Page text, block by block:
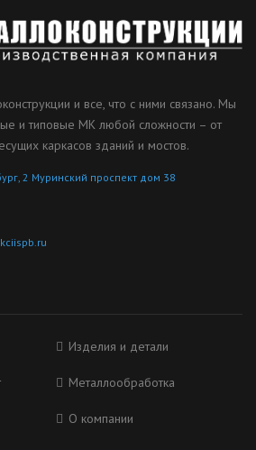
и все, что с ними связано. Мы
и типовые МК любой сложности – от
каркасов зданий и мостов.
2 Муринский проспект дом 38
Изделия и детали
Металлообработка
О компании